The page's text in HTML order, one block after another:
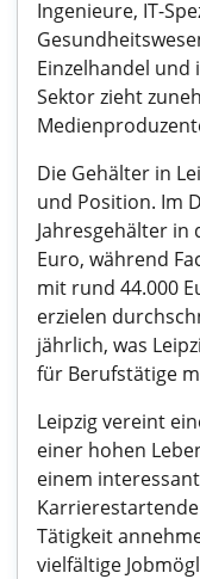
Ingenieure, IT-
Einzelhandel
Sektor zieht
Die Gehälter in
und Position. Im
Jahresgehälter in
Euro, während
mit rund 44.000
erzielen
jährlich, was
für Berufstätige
Leipzig vereint
einer hohen
einem
Tätigkeit
vielfältige